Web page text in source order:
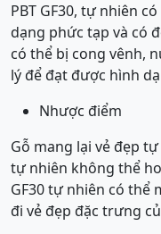
PBT GF30, tự nhiên
dạng phức tạp và có
có thể bị cong vênh,
lý để đạt được hình
Nhược điểm
Gỗ mang lại vẻ đẹp
tự nhiên không thể
GF30 tự nhiên có thể
đi vẻ đẹp đặc trưng